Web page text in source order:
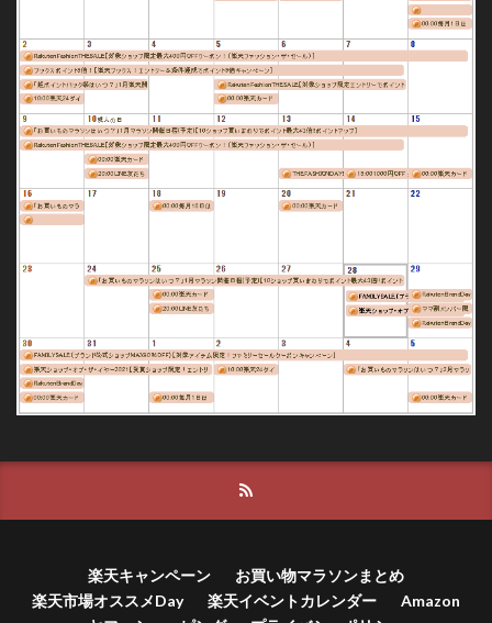
楽天キャンペーン
お買い物マラソンまとめ
楽天市場オススメDay
楽天イベントカレンダー
Amazon